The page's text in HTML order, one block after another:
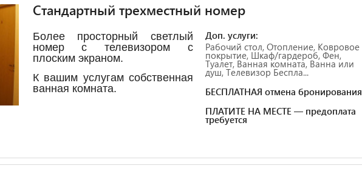
Стандартный трехместный номер
Более просторный светлый
номер с телевизором с
плоским экраном.
К вашим услугам собственная
ванная комната.
Доп. услуги:
Рабочий стол, Отопление, Ковровое
покрытие, Шкаф/гардероб, Фен,
Туалет, Ванная комната, Ванна или
душ, Телевизор Беспла...
БЕСПЛАТНАЯ отмена бронирования
ПЛАТИТЕ НА МЕСТЕ — предоплата
требуется